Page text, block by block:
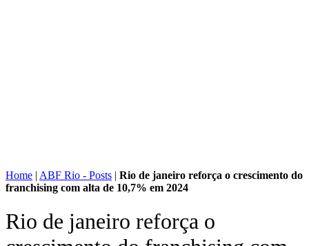
Home | ABF Rio - Posts | Rio de janeiro reforça o crescimento do
franchising com alta de 10,7% em 2024
Rio de janeiro reforça o